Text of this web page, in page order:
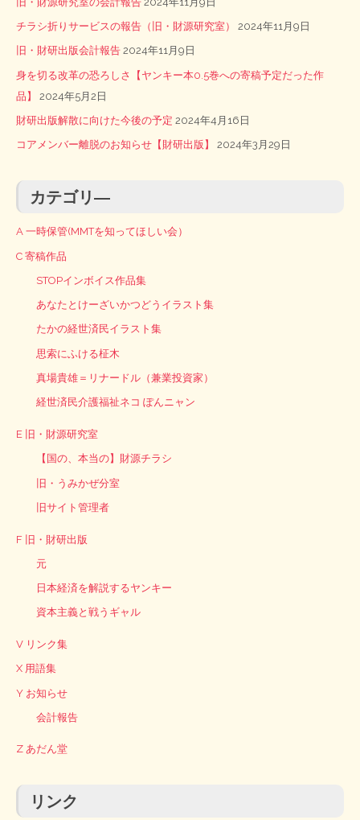
チラシ折りサービスの報告（旧・財源研究室） 2024年11月9日
旧・財研出版会計報告 2024年11月9日
身を切る改革の恐ろしさ【ヤンキー本0.5巻への寄稿予定だった作
品】
2024年5月2日
財研出版解散に向けた今後の予定 2024年4月16日
コアメンバー離脱のお知らせ【財研出版】 2024年3月29日
カテゴリ―
A 一時保管(MMTを知ってほしい会）
C 寄稿作品
STOPインボイス作品集
あなたとけーざいかつどうイラスト集
たかの経世済民イラスト集
思索にふける柾木
真場貴雄＝リナードル（兼業投資家）
経世済民介護福祉ネコ ぽんニャン
E 旧・財源研究室
【国の、本当の】財源チラシ
旧・うみかぜ分室
旧サイト管理者
F 旧・財研出版
元
日本経済を解説するヤンキー
資本主義と戦うギャル
V リンク集
X 用語集
Y お知らせ
会計報告
Z あだん堂
リンク